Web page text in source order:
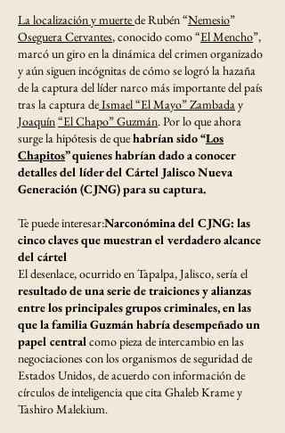
La localización y muertede Rubén “Nemesio”
Oseguera Cervantes, conocido como “El Mencho”,
marcó un giro en la dinámica del crimen organizado
y aún siguen incógnitas de cómo se logró la hazaña
de la captura del líder narco más importante del país
tras la captura deIsmael “El Mayo” Zambaday
Joaquín“El Chapo” Guzmán. Por lo que ahora
surge la hipótesis de quehabrían sido “Los
Chapitos” quienes habrían dado a conocer
detalles del líder del Cártel Jalisco Nueva
Generación (CJNG) para su captura.
Te puede interesar:Narconómina del CJNG: las
cinco claves que muestran el verdadero alcance
del cártel
El desenlace, ocurrido en Tapalpa, Jalisco, sería el
resultado de una serie de traiciones y alianzas
entre los principales grupos criminales, en las
que la familia Guzmán habría desempeñado un
papel centralcomo pieza de intercambio en las
negociaciones con los organismos de seguridad de
Estados Unidos, de acuerdo con información de
círculos de inteligencia que cita Ghaleb Krame y
Tashiro Malekium.